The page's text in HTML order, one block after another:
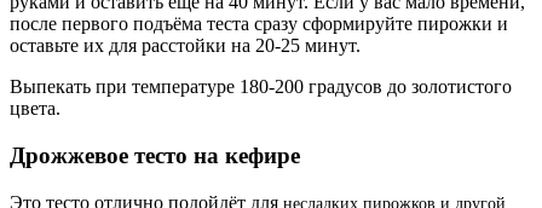
после первого подъёма теста сразу сформируйте пирожки и
оставьте их для расстойки на 20-25 минут.
Выпекать при температуре 180-200 градусов до золотистого
цвета.
Дрожжевое тесто на кефире
Это тесто отлично подойдёт для несладких пирожков и другой